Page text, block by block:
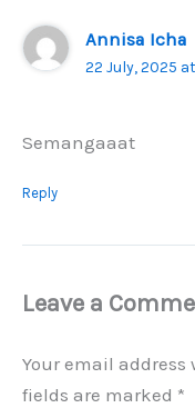
Annisa Icha
22 July, 2025
Semangaaat
Reply
Leave a
Your email
fields are marked *